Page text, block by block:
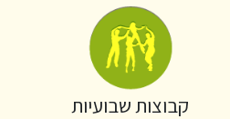
קבוצות שבועיות